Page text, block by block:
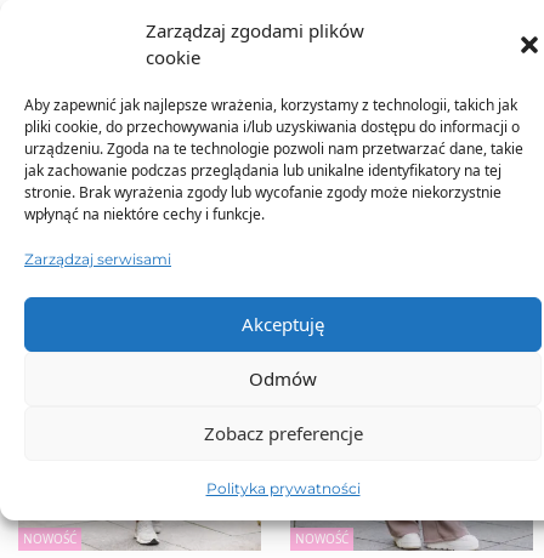
Zarządzaj zgodami plików
cookie
Aby zapewnić jak najlepsze wrażenia, korzystamy z technologii, takich jak
pliki cookie, do przechowywania i/lub uzyskiwania dostępu do informacji o
urządzeniu. Zgoda na te technologie pozwoli nam przetwarzać dane, takie
jak zachowanie podczas przeglądania lub unikalne identyfikatory na tej
stronie. Brak wyrażenia zgody lub wycofanie zgody może niekorzystnie
wpłynąć na niektóre cechy i funkcje.
Zarządzaj serwisami
Akceptuję
Odmów
Zobacz preferencje
Polityka prywatności
NOWOŚĆ NOWOŚĆ